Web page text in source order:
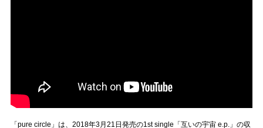
「pure circle」は、2018年3月21日発売の1st single「互いの宇宙 e.p.」の収